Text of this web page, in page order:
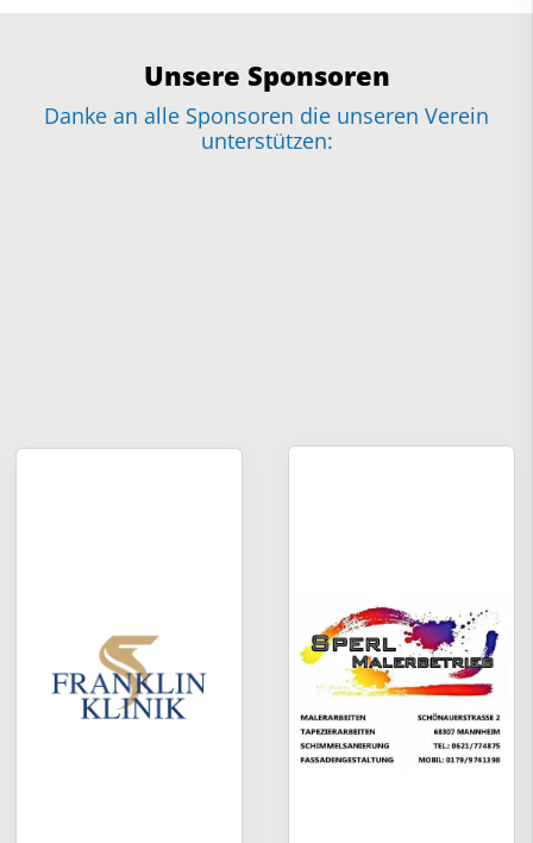
Unsere Sponsoren
Danke an alle Sponsoren die unseren Verein
unterstützen: